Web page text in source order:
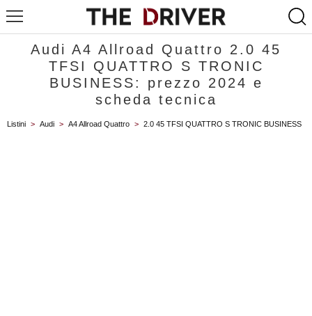
Audi A4 Allroad Quattro 2.0 45
TFSI QUATTRO S TRONIC
BUSINESS: prezzo 2024 e
scheda tecnica
Listini > Audi > A4 Allroad Quattro > 2.0 45 TFSI QUATTRO S TRONIC BUSINESS